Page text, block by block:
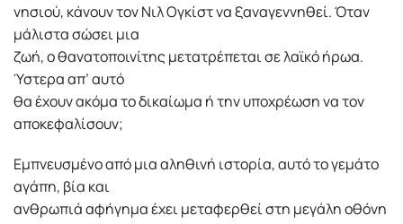
νησιού, κάνουν τον Νιλ Ογκίστ να ξαναγεννηθεί. Όταν
μάλιστα σώσει μια
ζωή, ο θανατοποινίτης μετατρέπεται σε λαϊκό ήρωα.
Ύστερα απ’ αυτό
θα έχουν ακόμα το δικαίωμα ή την υποχρέωση να τον
αποκεφαλίσουν;
Εμπνευσμένο από μια αληθινή ιστορία, αυτό το γεμάτο
αγάπη, βία και
ανθρωπιά αφήγημα έχει μεταφερθεί στη μεγάλη οθόνη